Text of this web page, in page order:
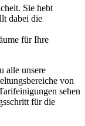
für Ihre
alle unsere
von
sehen
für die